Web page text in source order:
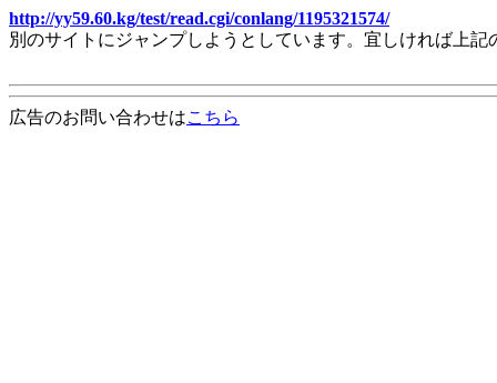
http://yy59.60.kg/test/read.cgi/conlang/1195321574/
別のサイトにジャンプしようとしています。宜しければ上
広告のお問い合わせはこちら